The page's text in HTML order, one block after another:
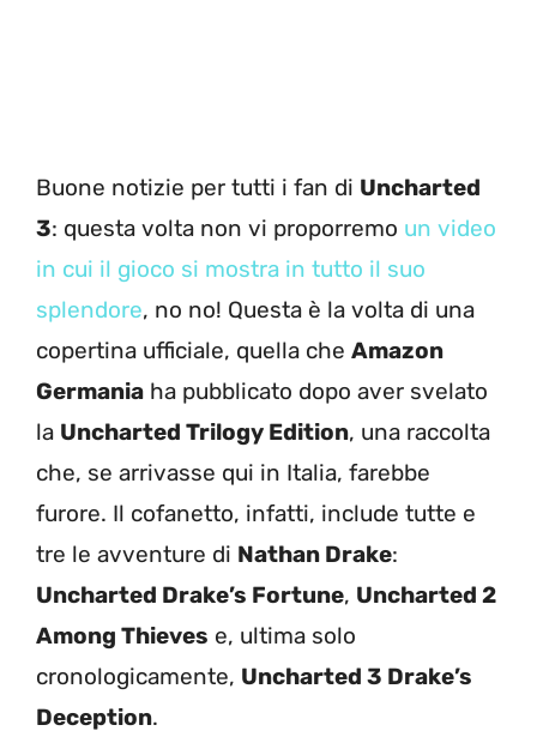
Buone notizie per tutti i fan di Uncharted
3: questa volta non vi proporremo un video
in cui il gioco si mostra in tutto il suo
splendore, no no! Questa è la volta di una
copertina ufficiale, quella che Amazon
Germania ha pubblicato dopo aver svelato
la Uncharted Trilogy Edition, una raccolta
che, se arrivasse qui in Italia, farebbe
furore. Il cofanetto, infatti, include tutte e
tre le avventure di Nathan Drake:
Uncharted Drake’s Fortune, Uncharted 2
Among Thieves e, ultima solo
cronologicamente, Uncharted 3 Drake’s
Deception.